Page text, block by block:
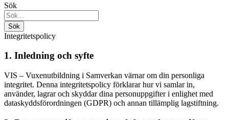
Sök
Integritetspolicy
1. Inledning och syfte
VIS – Vuxenutbildning i Samverkan värnar om din personliga
integritet. Denna integritetspolicy förklarar hur vi samlar in,
använder, lagrar och skyddar dina personuppgifter i enlighet med
dataskyddsförordningen (GDPR) och annan tillämplig lagstiftning.